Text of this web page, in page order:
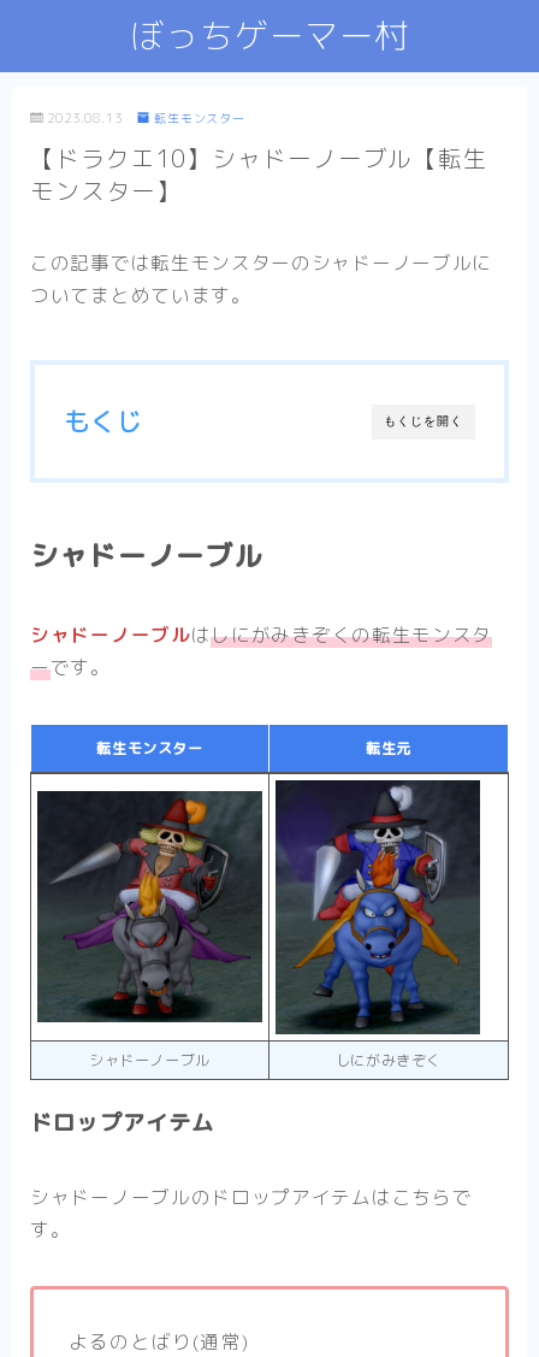
ぼっちゲーマー村
2023.08.13 転生モンスター
【ドラクエ10】シャドーノーブル【転生
モンスター】
この記事では転生モンスターのシャドーノーブルに
ついてまとめています。
もくじを開く
もくじ
シャドーノーブル
シャドーノーブルはしにがみきぞくの転生モンスタ
ーです。
転生モンスター 転生元
シャドーノーブル しにがみきぞく
ドロップアイテム
シャドーノーブルのドロップアイテムはこちらで
す。
よるのとばり(通常)